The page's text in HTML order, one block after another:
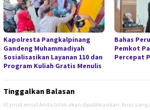
Kapolresta Pangkalpinang
Gandeng Muhammadiyah
Sosialisasikan Layanan 110 dan
Program Kuliah Gratis Menulis
Bahas
Pemkot
Percepat
Tinggalkan Balasan
Alamat email Anda tidak akan dipublikasikan. Ruas